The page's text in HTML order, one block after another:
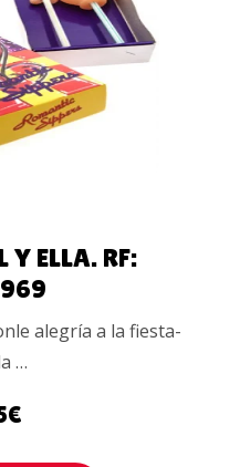
Y ELLA. RF:
alegría a la fiesta-
…
€